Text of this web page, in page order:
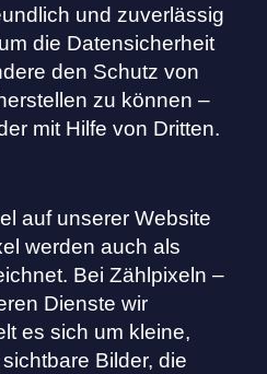
und zuverlässig
die Datensicherheit
den Schutz von
zu können –
mit Hilfe von Dritten.
auf unserer Website
werden auch als
Bei Zählpixeln –
Dienste wir
es sich um kleine,
Bilder, die